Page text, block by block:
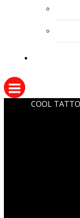
COOL